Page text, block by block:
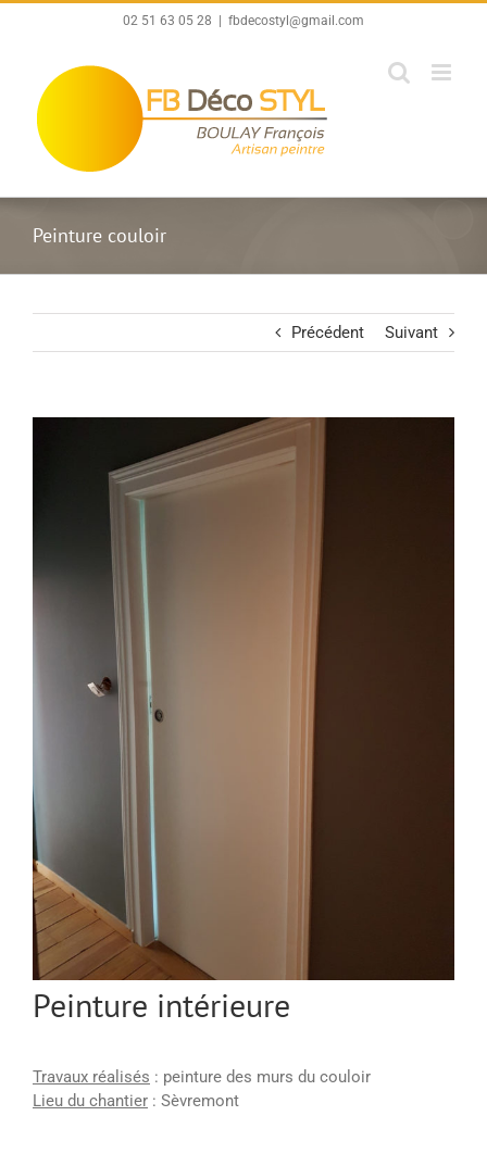
02 51 63 05 28 fbdecostyl@gmail.com
Peinture couloir
Précédent Suivant
Peinture intérieure
Travaux réalisés : peinture des murs du couloir
Lieu du chantier : Sèvremont